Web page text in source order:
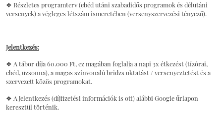
❖ Részletes programterv (ebéd utáni szabadidős programok és délutáni
versenyek) a végleges létszám ismeretében (versenyszervezési tényező).
Jelentkezés:
❖ A tábor díja 60.000 Ft, ez magában foglalja a napi 3x étkezést (tízórai,
ebéd, uzsonna), a magas színvonalú bridzs oktatást / versenyeztetést és a
szervezett közös programokat.
❖ A jelentkezés (díjfizetési információk is ott) alábbi Google űrlapon
keresztül történik.